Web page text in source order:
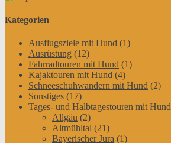
Kategorien
Ausflugsziele mit Hund (1)
Ausrüstung (12)
Fahrradtouren mit Hund (1)
Kajaktouren mit Hund (4)
Schneeschuhwandern mit Hund (2)
Sonstiges (17)
Tages- und Halbtagestouren mit Hund
Allgäu (2)
Altmühltal (21)
Bayerischer Jura (1)